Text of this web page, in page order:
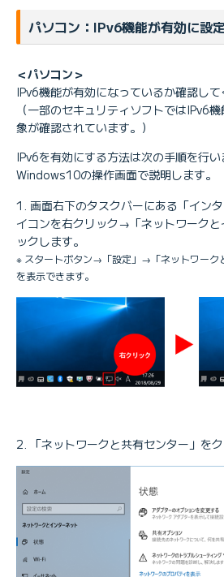
BIGLOBE光パックNeo with フレッツ「
「ひかり」コース
（受付終了）BIGLOBE光パックNeo with
ス
（受付終了）「Bフレッツ」コース
パソコン：IPv6機能が有効に設
＜パソコン＞
IPv6機能が有効になっているか確認して
（一部のセキュリティソフトではIPv6
象が確認されています。）
IPv6を有効にする方法は次の手順を行
Windows10の操作画面で説明します。
画面右下のタスクバーにある「イン
イコンを右クリック→「ネットワークと
ックします。
※ スタートボタン→「設定」→「ネットワーク
を表示できます。
「ネットワークと共有センター」を